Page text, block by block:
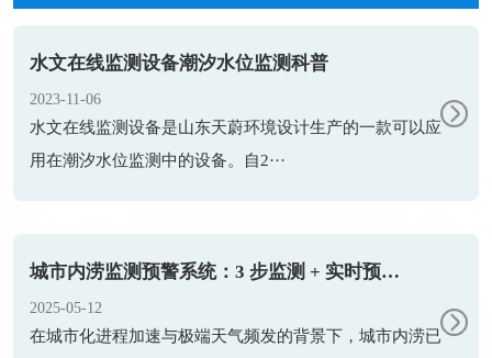
水文在线监测设备潮汐水位监测科普
2023-11-06
水文在线监测设备是山东天蔚环境设计生产的一款可以应
用在潮汐水位监测中的设备。自2···
城市内涝监测预警系统：3 步监测 + 实时预警，筑牢防汛防线
2025-05-12
在城市化进程加速与极端天气频发的背景下，城市内涝已